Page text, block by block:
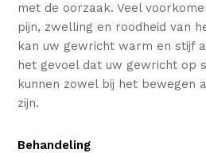
met de oorzaak. Veel
pijn, zwelling en roodheid van
kan uw gewricht warm en stijf
het gevoel dat uw gewricht op
kunnen zowel bij het bewegen
zijn.
Behandeling